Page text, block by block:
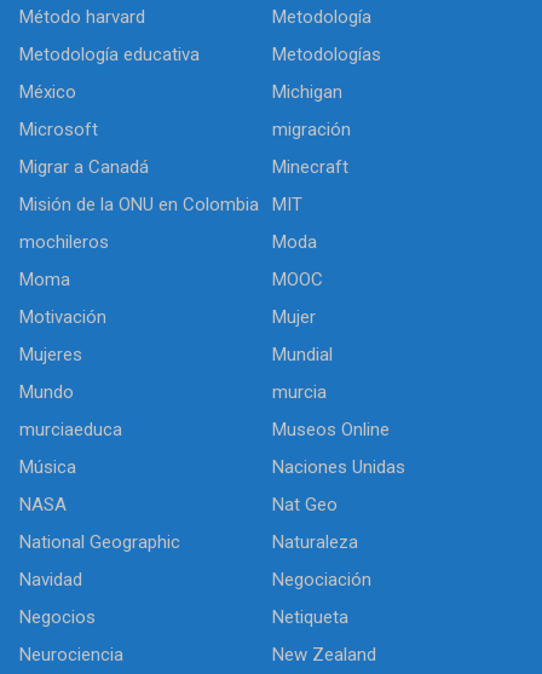
Método harvard
Metodología
Metodología educativa
Metodologías
México
Michigan
Microsoft
migración
Migrar a Canadá
Minecraft
Misión de la ONU en Colombia
MIT
mochileros
Moda
Moma
MOOC
Motivación
Mujer
Mujeres
Mundial
Mundo
murcia
murciaeduca
Museos Online
Música
Naciones Unidas
NASA
Nat Geo
National Geographic
Naturaleza
Navidad
Negociación
Negocios
Netiqueta
Neurociencia
New Zealand